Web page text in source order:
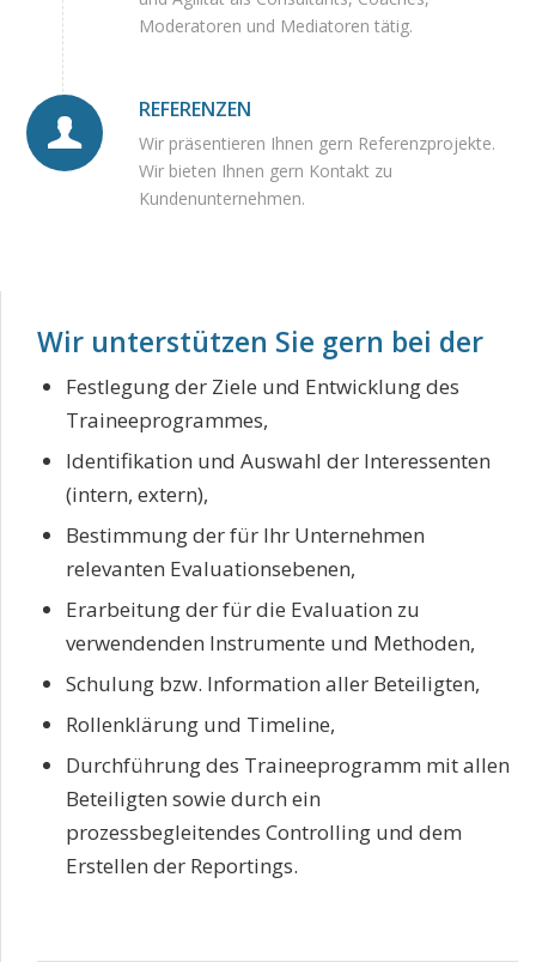
Moderatoren und Mediatoren tätig.
REFERENZEN
Wir präsentieren Ihnen gern Referenzprojekte.
Wir bieten Ihnen gern Kontakt zu
Kundenunternehmen.
Wir unterstützen Sie gern bei der
Festlegung der Ziele und Entwicklung des
Traineeprogrammes,
Identifikation und Auswahl der Interessenten
(intern, extern),
Bestimmung der für Ihr Unternehmen
relevanten Evaluationsebenen,
Erarbeitung der für die Evaluation zu
verwendenden Instrumente und Methoden,
Schulung bzw. Information aller Beteiligten,
Rollenklärung und Timeline,
Durchführung des Traineeprogramm mit allen
Beteiligten sowie durch ein
prozessbegleitendes Controlling und dem
Erstellen der Reportings.